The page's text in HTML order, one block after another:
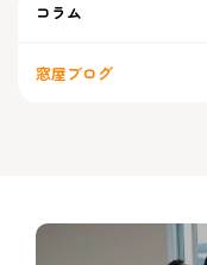
コラム
窓屋ブログ